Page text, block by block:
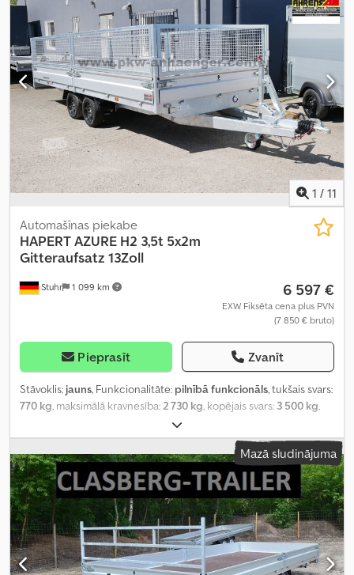
1 / 11
Stuhr 1 099 km
Automašīnas piekabe
HAPERTAZURE H2 3,5t 5x2m
Gitteraufsatz 13Zoll
6 597 €
EXW Fiksēta cena plus PVN
(7 850 € bruto)
Pieprasīt Zvanīt
Stāvoklis: jauns, Funkcionalitāte: pilnībā funkcionāls, tukšais svars:
770 kg, maksimālā kravnesība:2 730 kg, kopējais svars: 3 500 kg,
, iekraušanas vietas platums:
mm, iekraušanas telpas augstums:300 mm,
Mazā sludinājuma